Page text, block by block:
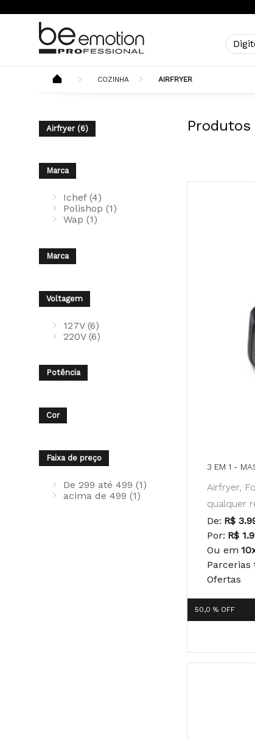
COZINHA AIRFRYER
Airfryer (6)
Marca
Ichef (4)
Polishop (1)
Wap (1)
Marca
Voltagem
127V (6)
220V (6)
Potência
Cor
Faixa de preço
De 299 até 499 (1)
acima de 499 (1)
3 EM 1 -
Airfryer,
qualquer
De: R$
Por: R$
Ou em
Parcerias
Ofertas
50,0 % OFF